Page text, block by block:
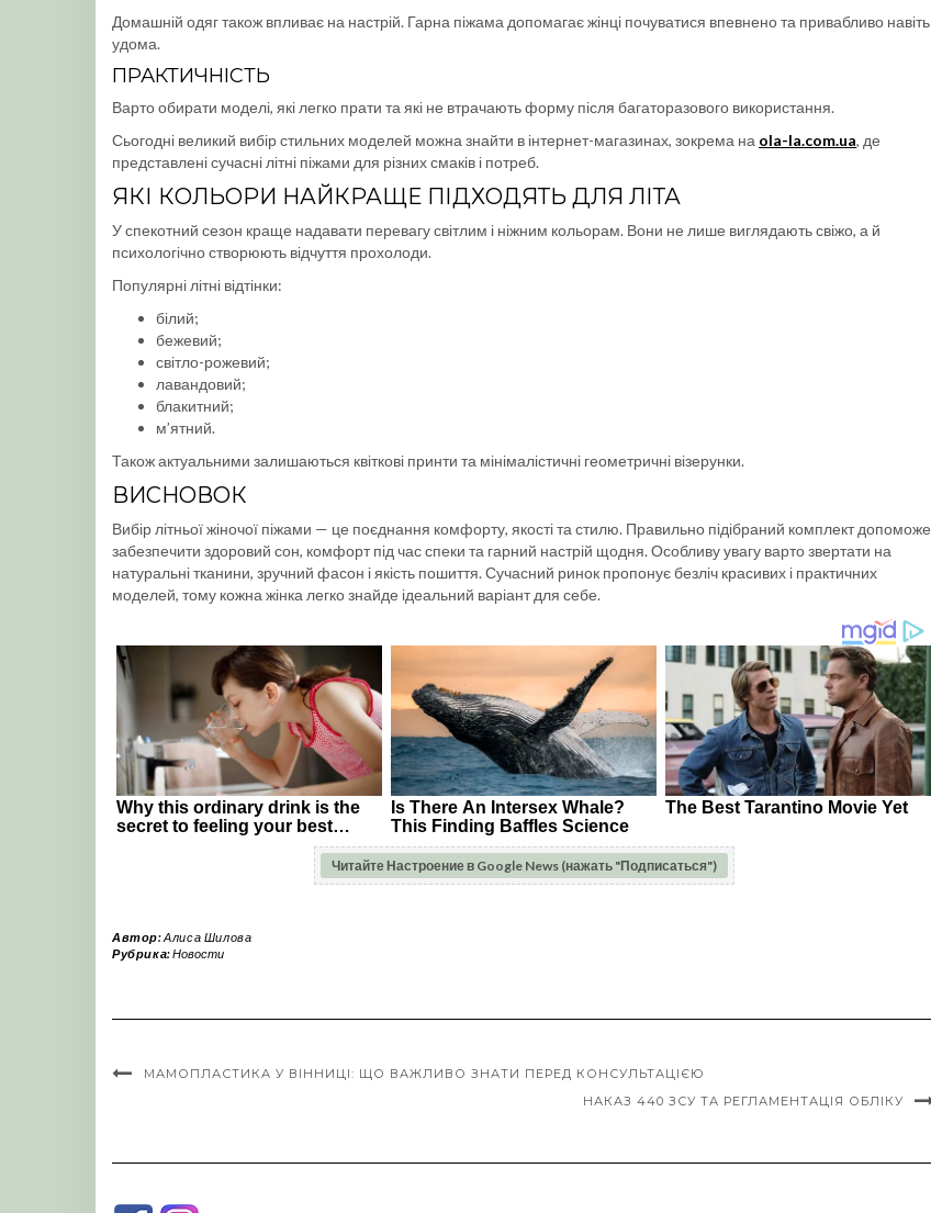
Домашній одяг також впливає на настрій. Гарна піжама допомагає жінці почуватися впевнено та привабливо навіть
удома.
ПРАКТИЧНІСТЬ
Варто обирати моделі, які легко прати та які не втрачають форму після багаторазового використання.
Сьогодні великий вибір стильних моделей можна знайти в інтернет-магазинах, зокрема на ola-la.com.ua, де
представлені сучасні літні піжами для різних смаків і потреб.
ЯКІ КОЛЬОРИ НАЙКРАЩЕ ПІДХОДЯТЬ ДЛЯ ЛІТА
У спекотний сезон краще надавати перевагу світлим і ніжним кольорам. Вони не лише виглядають свіжо, а й
психологічно створюють відчуття прохолоди.
Популярні літні відтінки:
білий;
бежевий;
світло-рожевий;
лавандовий;
блакитний;
м’ятний.
Також актуальними залишаються квіткові принти та мінімалістичні геометричні візерунки.
ВИСНОВОК
Вибір літньої жіночої піжами — це поєднання комфорту, якості та стилю. Правильно підібраний комплект допоможе
забезпечити здоровий сон, комфорт під час спеки та гарний настрій щодня. Особливу увагу варто звертати на
натуральні тканини, зручний фасон і якість пошиття. Сучасний ринок пропонує безліч красивих і практичних
моделей, тому кожна жінка легко знайде ідеальний варіант для себе.
Читайте Настроение в Google News (нажать "Подписаться")
Автор:Алиса Шилова
Рубрика:Новости
МАМОПЛАСТИКА У ВІННИЦІ: ЩО ВАЖЛИВО ЗНАТИ ПЕРЕД КОНСУЛЬТАЦІЄЮ
НАКАЗ 440 ЗСУ ТА РЕГЛАМЕНТАЦІЯ ОБЛІКУ